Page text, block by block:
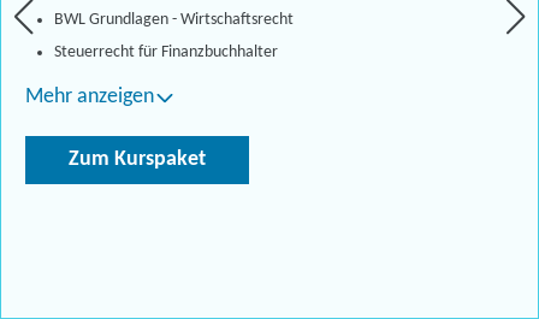
BWL Grundlagen - Wirtschaftsrecht
Steuerrecht für Finanzbuchhalter
Mehr anzeigen
Zum Kurspaket